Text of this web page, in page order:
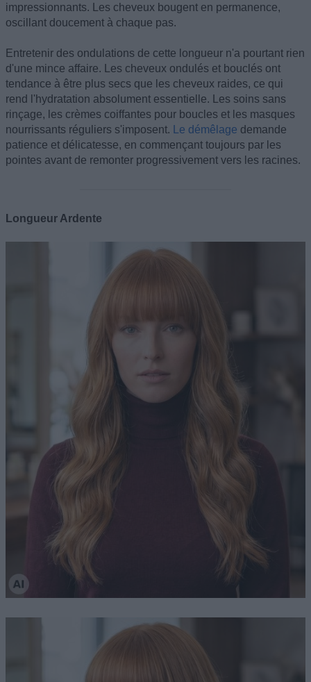
impressionnants. Les cheveux bougent en permanence,
oscillant doucement à chaque pas.
Entretenir des ondulations de cette longueur n'a pourtant rien
d'une mince affaire. Les cheveux ondulés et bouclés ont
tendance à être plus secs que les cheveux raides, ce qui
rend l'hydratation absolument essentielle. Les soins sans
rinçage, les crèmes coiffantes pour boucles et les masques
nourrissants réguliers s'imposent.
Le démêlage demande
patience et délicatesse, en commençant toujours par les
pointes avant de remonter progressivement vers les racines.
Longueur Ardente